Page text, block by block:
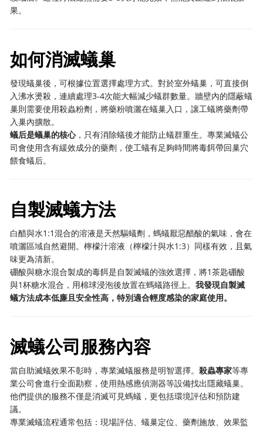
果。
如何消滅蟻巢
發現蟻巢後，可根據位置選擇處理方式。對於室外蟻巢，可直接倒
入沸水燙殺，連續處理3-4次能大幅減少蟻群數量。牆壁內的隱蔽蟻
巢則需要使用殺蟲粉劑，將藥粉噴灑在蟻巢入口，讓工蟻將藥劑帶
入巢內擴散。
蟻后是蟻巢的核心，只有消除蟻後才能防止蟻群重生。專業滅蟻公
司會使用含有緩效成分的藥劑，使工蟻有足夠時間將毒餌帶回巢穴
餵食蟻后。
自製滅蟻方法
白醋與水1:1混合的溶液是天然驅蟻劑，螞蟻厭惡醋酸的氣味，會在
噴灑區域自然避開。檸檬汁溶液（檸檬汁與水1:3）同樣有效，且氣
味更為清新。
硼酸與糖水混合製成的毒餌是自製滅蟻的強效選擇，將1茶匙硼酸
與1杯糖水混合，用棉球浸泡後放置在螞蟻路徑上。我發現自製滅
蟻方法成本低廉且安全性高，特別適合輕度感染的家庭使用。
滅蟻公司服務內容
當自助滅蟻效果不彰時，專業滅蟻服務是明智選擇。殺蟲專家等專
業公司會進行全面勘察，使用熱感應偵測器等設備找出隱藏蟻巢。
他們提供的服務不僅是消滅可見螞蟻，更包括環境評估和預防建
議。
專業滅蟻流程通常包括：現場評估、蟻巢定位、藥劑施放、效果監